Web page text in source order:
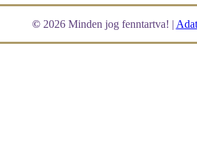
© 2026Minden jog fenntartva! |